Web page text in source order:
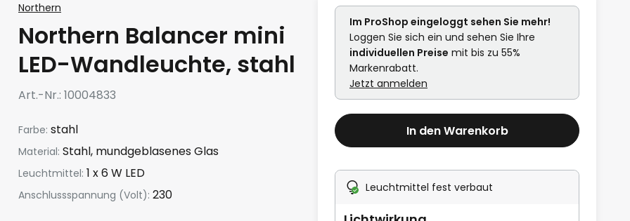
Northern
Northern Balancer mini
LED-Wandleuchte, stahl
Art.-Nr. 10004833
Farbe: stahl
Material: Stahl, mundgeblasenes Glas
Leuchtmittel: 1 x 6 W LED
Anschlussspannung (Volt): 230
Im ProShop eingeloggt sehen Sie mehr!
Loggen Sie sich ein und sehen Sie Ihre
individuellen Preise mit bis zu 55%
Markenrabatt.
Jetzt anmelden
In den Warenkorb
Leuchtmittel fest verbaut